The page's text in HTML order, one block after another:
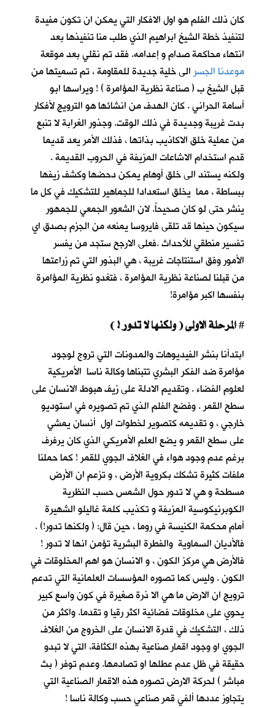
كان ذلك الفلم هو اول الافكار التي يمكن ان تكون مفيدة
لتنفيذ خطة الشيخ ابراهيم الذي طلب منا تنفيذها بعد
انتهاء محاكمة صدام و إعدامه. فقد تم نقلي بعد موقعة
موعدنا الجسرالى خلية جديدة للمقاومة ، تم تسميتها من
قبل الشيخ ب ( صناعة نظرية المؤامرة ) ! ويراسها ابو
أسامة الحراني . كان الهدف من انشائها هو الترويج لأفكار
بدت غريبة وجديدة في ذلك الوقت. وجذور الغرابة لا تنبع
من عملية خلق الاكاذيب بذاتها ، فذلك الأمر يعد قديما
قدم استخدام الاشاعات المزيفة في الحروب القديمة .
ولكنه يستند الى خلق أوهام يمكن دحضها وكشف زيفها
ببساطة ، مما يخلق استعدادا للجماهير للتشكيك في كل ما
ينشر حتى لو كان صحيحاً. لان الشعور الجمعي للجمهور
سيكون حينها قد تلقى فايروسا يمنعه من الجزم بصدق اي
تفسير منطقي للأحداث .فعلى الارجح ستجد من يفسر
الأمور وفق استنتاجات غريبة ، هي البذور التي تم زراعتها
من قبلنا لصناعة نظرية المؤامرة ، فتغدو نظرية المؤامرة
بنفسها اكبر مؤامرة!
#
ابتدأنا بنشر الفيديوهات والمدونات التي تروج لوجود
مؤامرة ضد الفكر البشري تتبناها وكالة ناسا الأمريكية
لعلوم الفضاء . وتقديم الادلة على زيف هبوط الانسان على
سطح القمر . وفضح الفلم الذي تم تصويره في استوديو
خارجي ، و تقديمه كتصوير لخطوات اول أنسان يمشي
على سطح القمر و يضع العلم الأمريكي الذي كان يرفرف
برغم عدم وجود هواء في الغلاف الجوي للقمر ! كما حملنا
ملفات كثيرة تشكك بكروية الأرض ، و تزعم ان الأرض
مسطحة و هي لا تدور حول الشمس حسب النظرية
الكوبرنيكوسية المزيفة و تكذيب كلمة غاليلو الشهيرة
أمام محكمة الكنيسة في روما ، حين قال: ( ولكنها تدور!) .
فالأديان السماوية والفطرة البشرية تؤمن انها لا تدور !
فالأرض هي مركز الكون ، و الانسان هو اهم المخلوقات في
الكون . وليس كما تصوره المؤسسات العلمانية التي تدعم
ترويج ان الارض ما هي الا ذرة صغيرة في كون واسع كبير
يحوي على مخلوقات فضائية اكثر رقيا و تقدما. واكثر من
ذلك ، التشكيك في قدرة الانسان على الخروج من الغلاف
الجوي او وجود اقمار صناعية بهذه الكثافة، التي لا تبدو
حقيقة في ظل عدم عطلها او تصادمها. وعدم توفر ( بث
مباشر ) لحركة الارض تصوره هذه الاقمار الصناعية التي
يتجاوز عددها ألفي قمر صناعي حسب وكالة ناسا !